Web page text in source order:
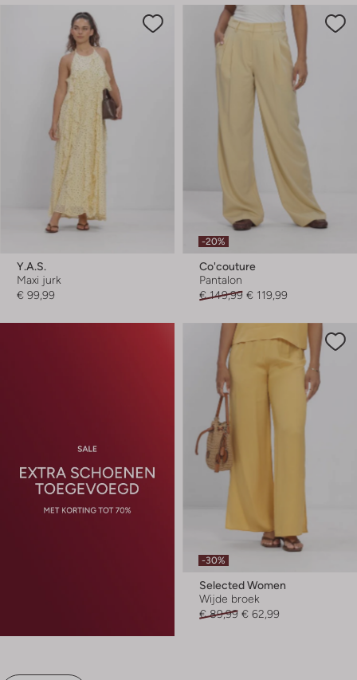
Y.a.s.
Maxi jurk
€ 99,99
-20%
Co'couture
Pantalon
€ 149,99 € 119,99
-30%
Selected Women
Wijde broek
€ 89,99 € 62,99